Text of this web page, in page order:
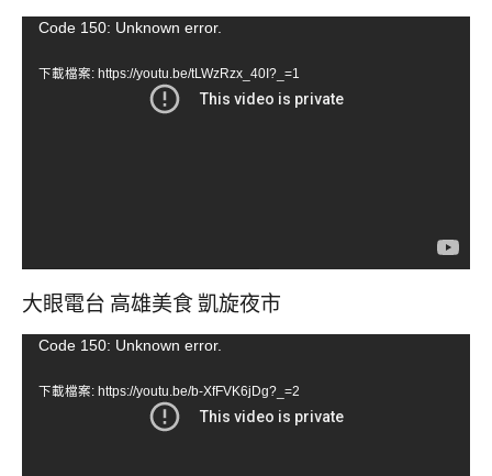
視Code 150: Unknown error.
下載檔案: https://youtu.be/tLWzRzx_40I?_=1
大眼電台 高雄美食 凱旋夜市
視Code 150: Unknown error.
下載檔案: https://youtu.be/b-XfFVK6jDg?_=2